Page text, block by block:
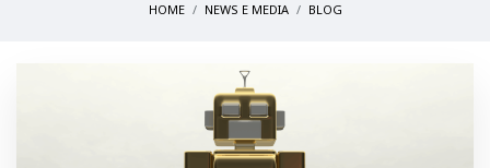
HOME NEWS E MEDIA BLOG